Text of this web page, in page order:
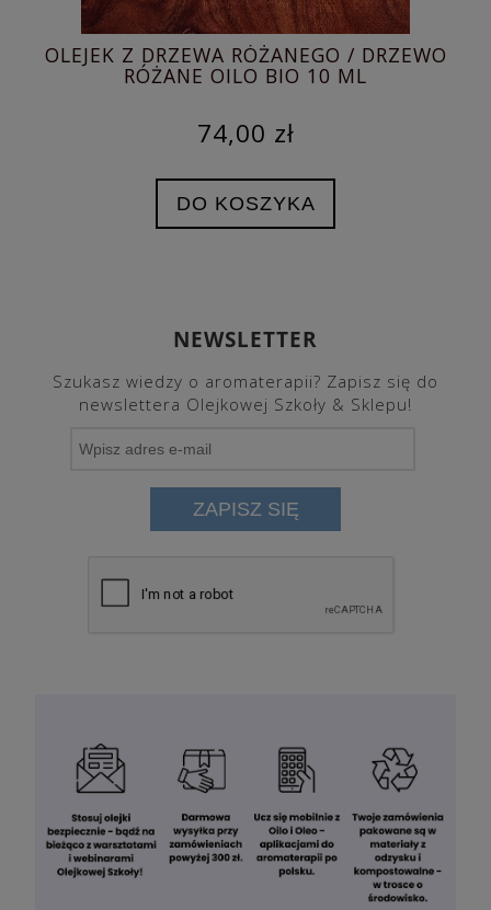
OLEJEK Z DRZEWA RÓŻANEGO / DRZEWO
RÓŻANE OILO BIO 10 ML
74,00 zł
DO KOSZYKA
NEWSLETTER
Szukasz wiedzy o aromaterapii? Zapisz się do
newslettera Olejkowej Szkoły & Sklepu!
ZAPISZ SIĘ